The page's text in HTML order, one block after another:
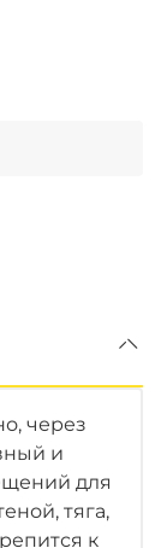
через
и
для
тяга,
к